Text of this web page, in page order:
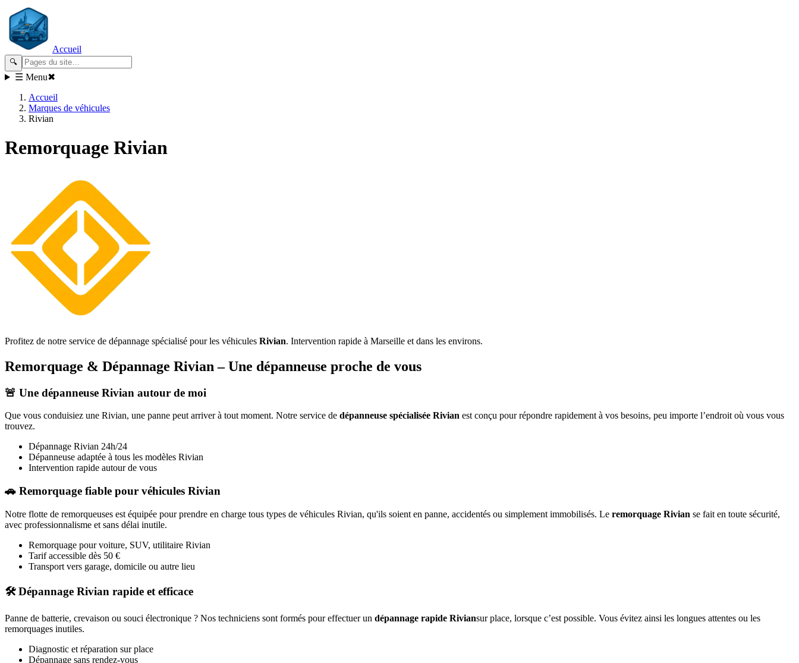
Accueil
🔍
☰ Menu✖
Accueil
Marques de véhicules
Rivian
Remorquage Rivian
Profitez de notre service de dépannage spécialisé pour les véhicules Rivian. Intervention rapide à Marseille et dans les environs.
Remorquage & Dépannage Rivian – Une dépanneuse proche de vous
🚨 Une dépanneuse Rivian autour de moi
Que vous conduisiez une Rivian, une panne peut arriver à tout moment. Notre service de dépanneuse spécialisée Rivian est conçu pour répondre rapidement à vos besoins, peu importe l’endroit où vous vous
trouvez.
Dépannage Rivian 24h/24
Dépanneuse adaptée à tous les modèles Rivian
Intervention rapide autour de vous
🚗 Remorquage fiable pour véhicules Rivian
Notre flotte de remorqueuses est équipée pour prendre en charge tous types de véhicules Rivian, qu'ils soient en panne, accidentés ou simplement immobilisés. Le remorquage Rivian se fait en toute sécurité,
avec professionnalisme et sans délai inutile.
Remorquage pour voiture, SUV, utilitaire Rivian
Tarif accessible dès 50 €
Transport vers garage, domicile ou autre lieu
🛠️ Dépannage Rivian rapide et efficace
Panne de batterie, crevaison ou souci électronique ? Nos techniciens sont formés pour effectuer un dépannage rapide Riviansur place, lorsque c’est possible. Vous évitez ainsi les longues attentes ou les
remorquages inutiles.
Diagnostic et réparation sur place
Dépannage sans rendez-vous